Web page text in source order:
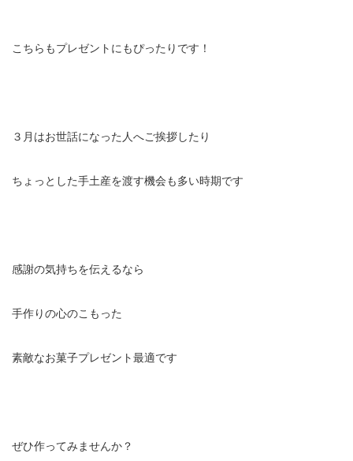
こちらもプレゼントにもぴったりです！
３月はお世話になった人へご挨拶したり
ちょっとした手土産を渡す機会も多い時期です
感謝の気持ちを伝えるなら
手作りの心のこもった
素敵なお菓子プレゼント最適です
ぜひ作ってみませんか？